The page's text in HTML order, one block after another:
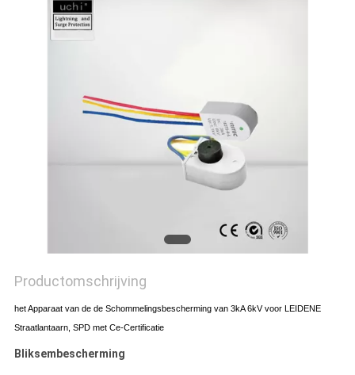
Productomschrijving
het Apparaat van de de Schommelingsbescherming van 3kA 6kV voor LEIDENE
Straatlantaarn, SPD met Ce-Certificatie
Bliksembescherming